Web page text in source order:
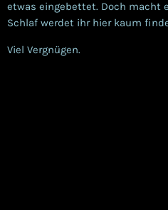
etwas eingebettet. Doch macht
Schlaf werdet ihr hier kaum
Viel Vergnügen.